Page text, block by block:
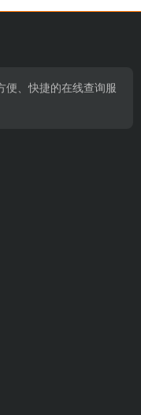
便、快捷的在线查询服